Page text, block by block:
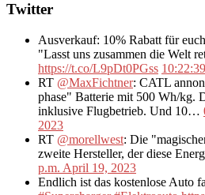
Twitter
Ausverkauf: 10% Rabatt für
"Lasst uns zusammen die Welt
https://t.co/L9pDt0PGss
RT @MaxFichtner: CATL
phase" Batterie mit 500 Wh/kg.
inklusive Flugbetrieb. Und 10…
2023
RT @morellwest: Die
zweite Hersteller, der diese
p.m. April 19, 2023
Endlich ist das kostenlose Auto